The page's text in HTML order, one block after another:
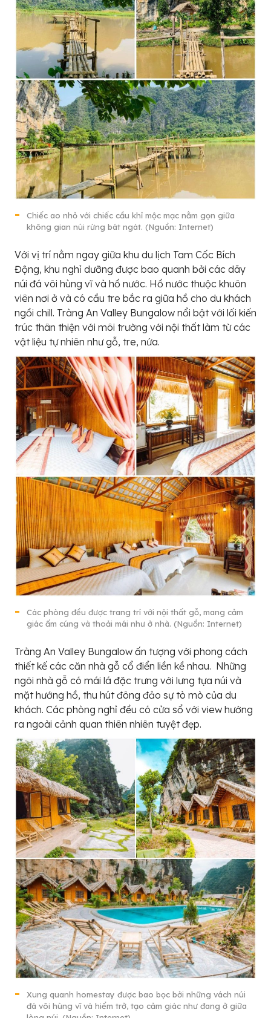
Chiếc ao nhỏ với chiếc cầu khỉ mộc mạc nằm gọn giữa
không gian núi rừng bát ngát. (Nguồn: Internet)
Với vị trí nằm ngay giữa khu du lịch Tam Cốc Bích
Động, khu nghỉ dưỡng được bao quanh bởi các dãy
núi đá vôi hùng vĩ và hồ nước. Hồ nước thuộc khuôn
viên nơi ở và có cầu tre bắc ra giữa hồ cho du khách
ngồi chill. Tràng An Valley Bungalow nổi bật với lối kiến
trúc thân thiện với môi trường với nội thất làm từ các
vật liệu tự nhiên như gỗ, tre, nứa.
Các phòng đều được trang trí với nội thất gỗ, mang cảm
giác ấm cúng và thoải mái như ở nhà. (Nguồn: Internet)
Tràng An Valley Bungalow ấn tượng với phong cách
thiết kế các căn nhà gỗ cổ điển liền kề nhau. Những
ngôi nhà gỗ có mái lá đặc trưng với lưng tựa núi và
mặt hướng hồ, thu hút đông đảo sự tò mò của du
khách. Các phòng nghỉ đều có cửa sổ với view hướng
ra ngoài cảnh quan thiên nhiên tuyệt đẹp.
Xung quanh homestay được bao bọc bởi những vách núi
đá vôi hùng vĩ và hiểm trở, tạo cảm giác như đang ở giữa